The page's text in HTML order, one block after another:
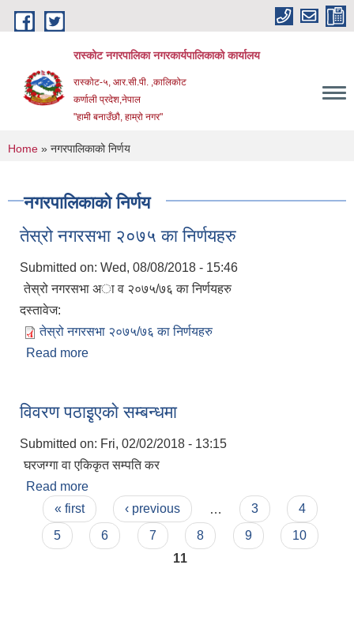
Skip to main content
रास्कोट नगरपालिका नगरकार्यपालिकाको कार्यालय
रास्कोट-५, आर.सी.पी. ,कालिकोट
कर्णाली प्रदेश,नेपाल
"हामी बनाउँछौ, हाम्रो नगर"
You are here
Home » नगरपालिकाको निर्णय
नगरपालिकाको निर्णय
तेस्रो नगरसभा २०७५ का निर्णयहरु
Submitted on: Wed, 08/08/2018 - 15:46
तेस्रो नगरसभा अा‍ व २०७५/७६ का निर्णयहरु
दस्तावेज:
तेस्रो नगरसभा २०७५/७६ का निर्णयहरु
Read more
विवरण पठाइृएकाे सम्बन्धमा
Submitted on: Fri, 02/02/2018 - 13:15
घरजग्गा वा एकिकृत सम्पति कर
Read more
Pages
« first ‹ previous 3
4
5
6 7 8 9
10
11